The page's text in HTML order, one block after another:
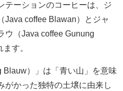
テーションのコーヒーは、ジ
Java coffee Blawan）とジャ
ウ（Java coffee Gunung
す。
Blauw）」は「青い山」を意味
がかった独特の土壌に由来し